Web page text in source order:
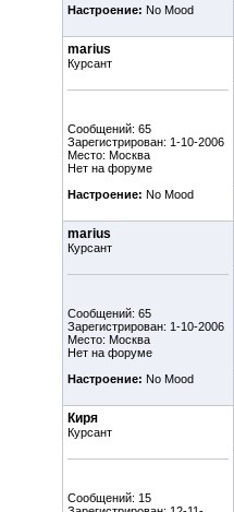
Настроение: No Mood
marius
Курсант
Сообщений: 65
Зарегистрирован: 1-10-2006
Место: Москва
Нет на форуме
Настроение: No Mood
marius
Курсант
Сообщений: 65
Зарегистрирован: 1-10-2006
Место: Москва
Нет на форуме
Настроение: No Mood
Киря
Курсант
Сообщений: 15